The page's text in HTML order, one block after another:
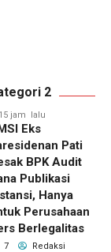
2
15 jam lalu
Eks
Pati
BPK Audit
Publikasi
Hanya
Perusahaan
Berlegalitas
7 Redaksi